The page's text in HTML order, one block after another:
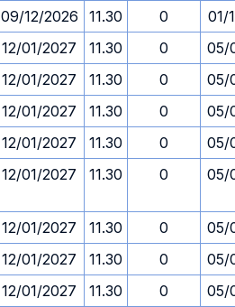
09/12/2026 11.30 0
01/
12/01/2027 11.30 0
05/
12/01/2027 11.30 0
05/
12/01/2027 11.30 0
05/
12/01/2027 11.30 0
05/
12/01/2027 11.30 0 05/
12/01/2027 11.30 0
05/
12/01/2027 11.30 0
05/
12/01/2027 11.30 0
05/